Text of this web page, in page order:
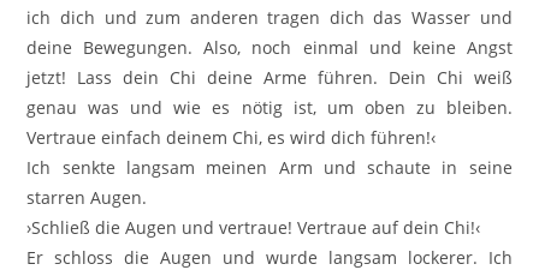
ich dich und zum anderen tragen dich das Wasser und
deine Bewegungen. Also, noch einmal und keine Angst
jetzt! Lass dein Chi deine Arme führen. Dein Chi weiß
genau was und wie es nötig ist, um oben zu bleiben.
Vertraue einfach deinem Chi, es wird dich führen!‹
Ich senkte langsam meinen Arm und schaute in seine
starren Augen.
›Schließ die Augen und vertraue! Vertraue auf dein Chi!‹
Er schloss die Augen und wurde langsam lockerer. Ich